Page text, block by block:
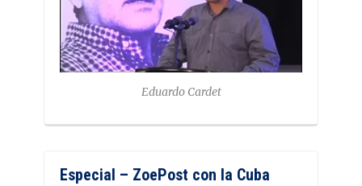
Eduardo Cardet
Especial – ZoePost con la Cuba